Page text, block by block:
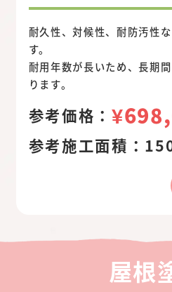
耐久性、対候性、耐防汚性
す。
耐用年数が長いため、長期
ります。
参考価格：
参考施工面積：
屋根